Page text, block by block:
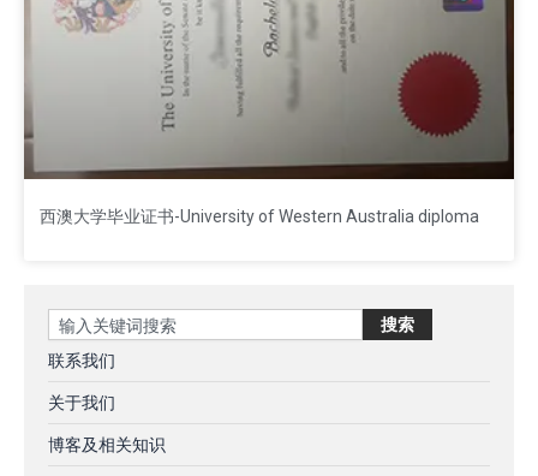
西澳大学毕业证书-University of Western Australia diploma
Search 搜索
联系我们
关于我们
博客及相关知识